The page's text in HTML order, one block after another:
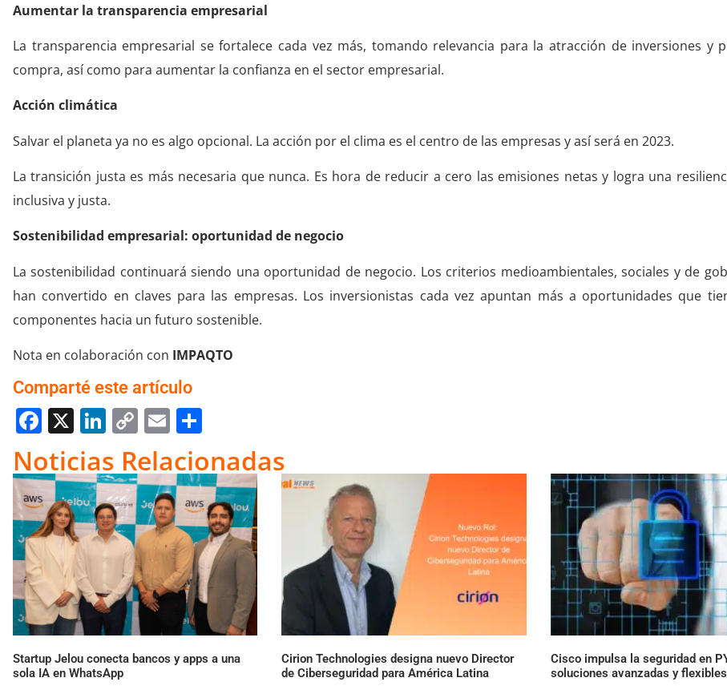
Aumentar la transparencia empresarial
La transparencia empresarial se fortalece cada vez más, tomando relevancia para la atracción de inversiones y
compra, así como para aumentar la confianza en el sector empresarial.
Acción climática
Salvar el planeta ya no es algo opcional. La acción por el clima es el centro de las empresas y así será en 2023.
La transición justa es más necesaria que nunca. Es hora de reducir a cero las emisiones netas y logra una
inclusiva y justa.
Sostenibilidad empresarial: oportunidad de negocio
La sostenibilidad continuará siendo una oportunidad de negocio. Los criterios medioambientales, sociales y de
han convertido en claves para las empresas. Los inversionistas cada vez apuntan más a oportunidades que
componentes hacia un futuro sostenible.
Nota en colaboración con IMPAQTO
Comparté este artículo
Facebook
X LinkedIn
Copy
Link
Email
Noticias Relacionadas
Startup Jelou conecta bancos y apps a una
sola IA en WhatsApp
Cirion Technologies designa nuevo Director
de Ciberseguridad para América Latina
Cisco impulsa la seguridad en
soluciones avanzadas y flexibles